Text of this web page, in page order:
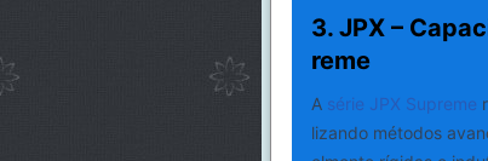
3. JPX –
reme
A série JPX Supreme
lizando métodos